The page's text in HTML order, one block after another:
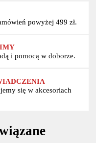
powyżej 499 zł.
i pomocą w doborze.
się w akcesoriach